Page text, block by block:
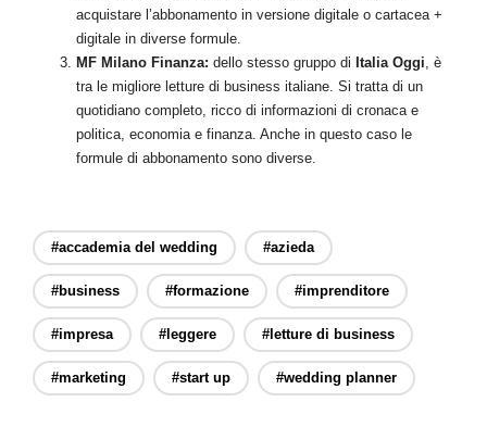
acquistare l’abbonamento in versione digitale o cartacea +
digitale in diverse formule.
MF Milano Finanza: dello stesso gruppo di Italia Oggi , è
tra le migliore letture di business italiane. Si tratta di un
quotidiano completo, ricco di informazioni di cronaca e
politica, economia e finanza. Anche in questo caso le
formule di abbonamento sono diverse.
#accademia del wedding #azieda
#business #formazione #imprenditore
#impresa #leggere #letture di business
#marketing #start up #wedding planner